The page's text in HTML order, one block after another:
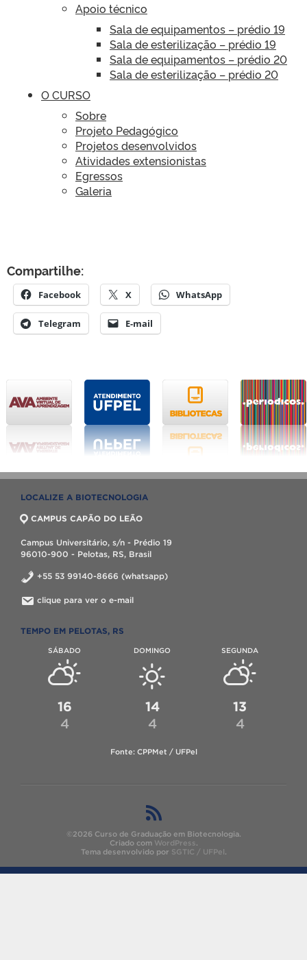
Apoio técnico
Sala de equipamentos – prédio 19
Sala de esterilização – prédio 19
Sala de equipamentos – prédio 20
Sala de esterilização – prédio 20
O CURSO
Sobre
Projeto Pedagógico
Projetos desenvolvidos
Atividades extensionistas
Egressos
Galeria
Compartilhe:
Facebook X WhatsApp
Telegram E-mail
LOCALIZE A BIOTECNOLOGIA
CAMPUS CAPÃO DO LEÃO
Campus Universitário, s/n - Prédio 19
96010-900 - Pelotas, RS, Brasil
+55 53 99140-8666 (whatsapp)
clique para ver o e-mail
TEMPO EM PELOTAS, RS
SÁBADO
16
4
DOMINGO
14
4
SEGUNDA
13
4
Fonte: CPPMet / UFPel
©2026 Curso de Graduação em Biotecnologia.
Criado com WordPress.
Tema desenvolvido por SGTIC / UFPel.